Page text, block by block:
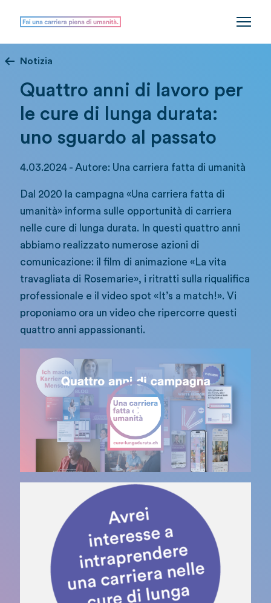
Notizia
Quattro anni di lavoro per
le cure di lunga durata:
uno sguardo al passato
4.03.2024 - Autore: Una carriera fatta di umanità
Dal 2020 la campagna «Una carriera fatta di
umanità» informa sulle opportunità di carriera
nelle cure di lunga durata. In questi quattro anni
abbiamo realizzato numerose azioni di
comunicazione: il film di animazione «La vita
travagliata di Rosemarie», i ritratti sulla riqualifica
professionale e il video spot «It’s a match!». Vi
proponiamo ora un video che ripercorre questi
quattro anni appassionanti.